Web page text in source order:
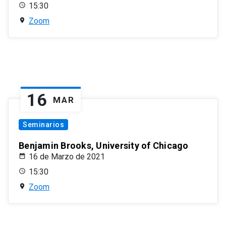
15:30
Zoom
16 MAR
Seminarios
Benjamin Brooks, University of Chicago
16 de Marzo de 2021
15:30
Zoom